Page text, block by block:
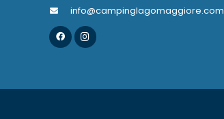
info@campinglagomaggiore.com